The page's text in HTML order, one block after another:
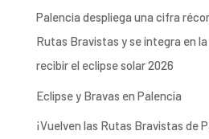
Palencia despliega una cifra
Rutas Bravistas y se integra en
recibir el eclipse solar 2026
Eclipse y Bravas en Palencia
¡Vuelven las Rutas Bravistas de